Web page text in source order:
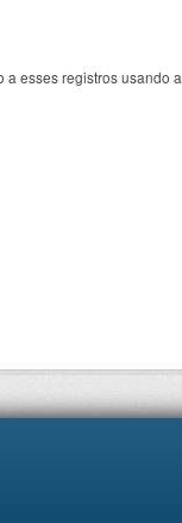
a esses registros usando a